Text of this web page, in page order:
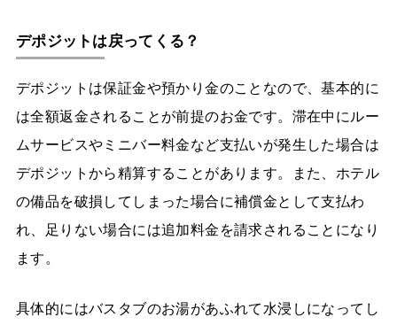
デポジットは戻ってくる？
デポジットは保証金や預かり金のことなので、基本的に
は全額返金されることが前提のお金です。滞在中にルー
ムサービスやミニバー料金など支払いが発生した場合は
デポジットから精算することがあります。また、ホテル
の備品を破損してしまった場合に補償金として支払わ
れ、足りない場合には追加料金を請求されることになり
ます。
具体的にはバスタブのお湯があふれて水浸しになってし